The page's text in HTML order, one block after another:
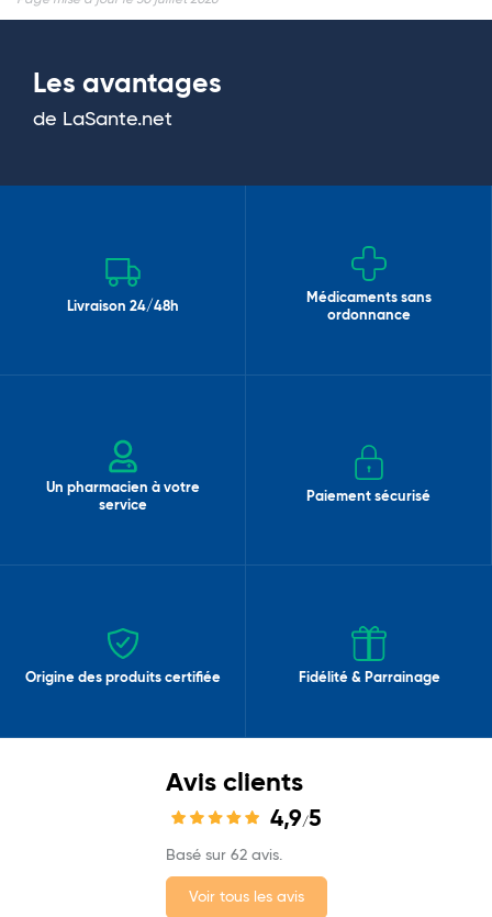
Les avantages
de LaSante.net
Livraison 24/48h
Médicaments sans
ordonnance
Un pharmacien à votre
service
Paiement sécurisé
Origine des produits certifiée Fidélité & Parrainage
Avis clients
4,9/5
Basé sur 62 avis.
Voir tous les avis